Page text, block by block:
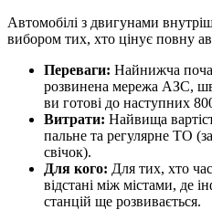
Автомобілі з двигунами
вибором тих, хто цінує повну
Переваги: Найнижча
розвинена мережа АЗС,
ви готові до наступних
Витрати: Найвища
пальне та регулярне ТО
свічок).
Для кого: Для тих, хто
відстані між містами, де
станцій ще розвивається.